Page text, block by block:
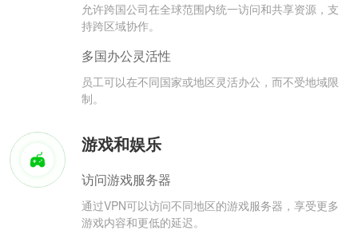
允许跨国公司在全球范围内统一访问和共享资源，支
持跨区域协作。
多国办公灵活性
员工可以在不同国家或地区灵活办公，而不受地域限
制。
游戏和娱乐
访问游戏服务器
通过VPN可以访问不同地区的游戏服务器，享受更多
游戏内容和更低的延迟。